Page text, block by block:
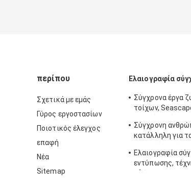
περίπου
Σχετικά με εμάς
Γύρος εργοστασίων
Ποιοτικός έλεγχος
επαφή
Νέα
Sitemap
Ελαιογραφία
Σύγχρονα έργα
τοίχων,
Σύγχρονη
κατάλληλη για
Ελαιογραφία
εντύπωσης,